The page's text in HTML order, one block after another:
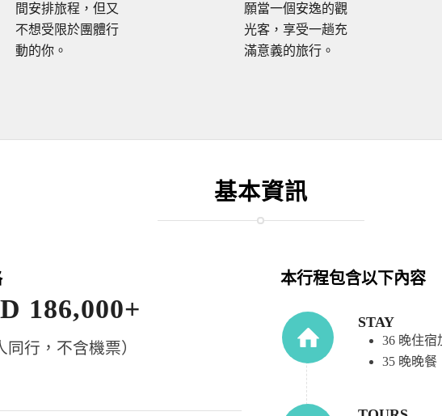
間安排旅程，但又
不想受限於團體行
動的你。
願當一個安逸的觀
光客，享受一趟充
滿意義的旅行。
基本資訊
186,000+
同行，不含機票）
本行程包含以下內容
STAY
36 晚住宿
35 晚晚餐